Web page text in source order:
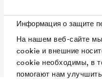
Информация о защите
На нашем веб-сайте
cookie и внешние
cookie необходимы, в
помогают нам